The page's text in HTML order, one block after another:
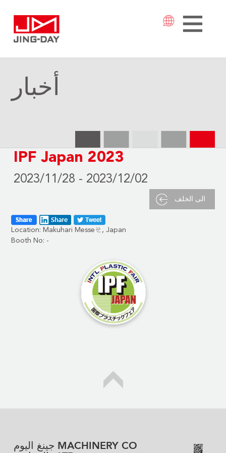
أخبار
IPF Japan 2023
2023/11/28 - 2023/12/02
الى الخلف
Location: Makuhari Messeㄝ, Japan
Booth No: -
جينغ اليوم MACHINERY CO